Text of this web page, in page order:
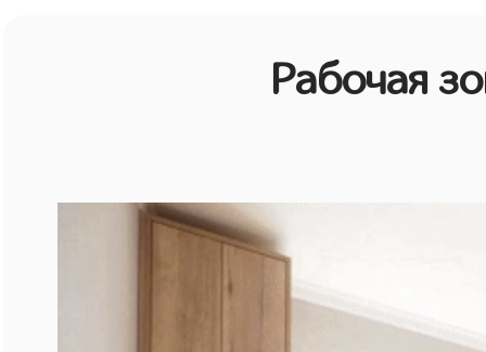
Рабочая